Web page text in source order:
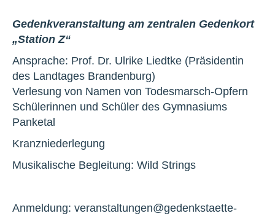
Gedenkveranstaltung am zentralen Gedenkort
„Station Z“
Ansprache: Prof. Dr. Ulrike Liedtke (Präsidentin
des Landtages Brandenburg)
Verlesung von Namen von Todesmarsch-Opfern
Schülerinnen und Schüler des Gymnasiums
Panketal
Kranzniederlegung
Musikalische Begleitung: Wild Strings
Anmeldung: veranstaltungen@gedenkstaette-